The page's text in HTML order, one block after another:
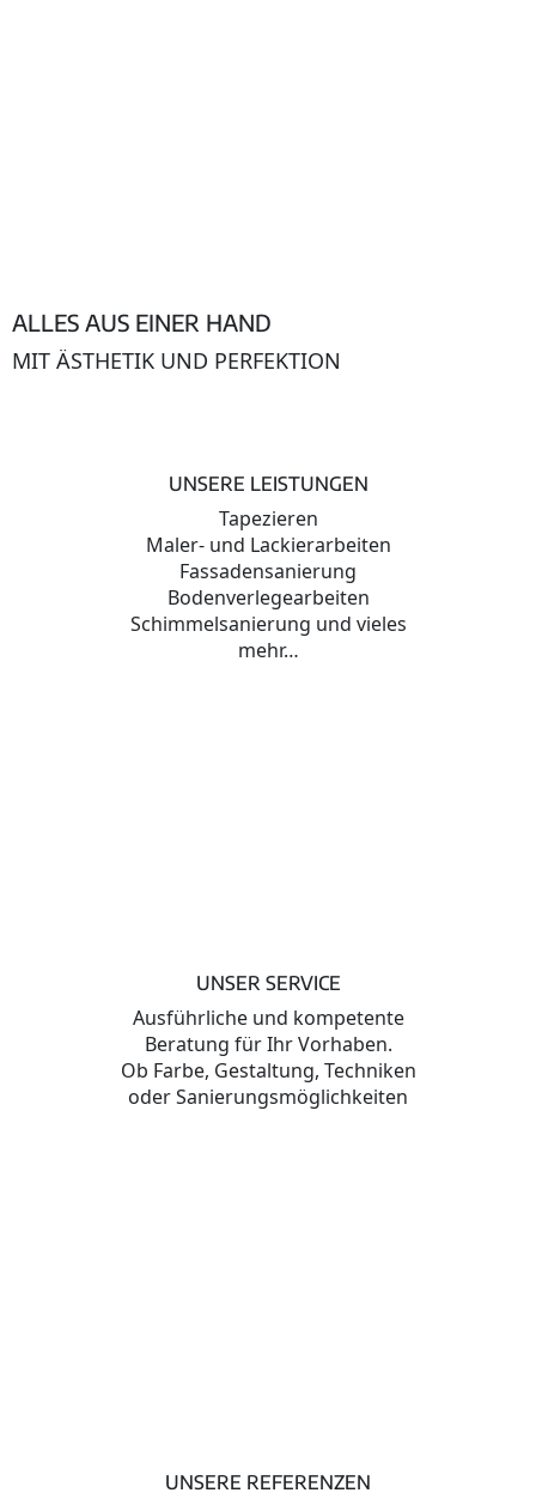
ALLES AUS EINER HAND
MIT ÄSTHETIK UND PERFEKTION
UNSERE LEISTUNGEN
Tapezieren
Maler- und Lackierarbeiten
Fassadensanierung
Bodenverlegearbeiten
Schimmelsanierung und vieles
mehr…
UNSER SERVICE
Ausführliche und kompetente
Beratung für Ihr Vorhaben.
Ob Farbe, Gestaltung, Techniken
oder Sanierungsmöglichkeiten
UNSERE REFERENZEN